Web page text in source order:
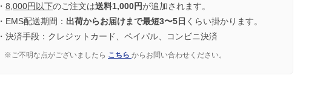
・ 8,000円以下のご注文は送料1,000円が追加されます。
・EMS配送期間： 出荷からお届けまで最短3〜5日 くらい掛かります。
・決済手段：クレジットカード、ペイパル、コンビニ決済
※ご不明な点がございましたら こちら からお問い合わせください。